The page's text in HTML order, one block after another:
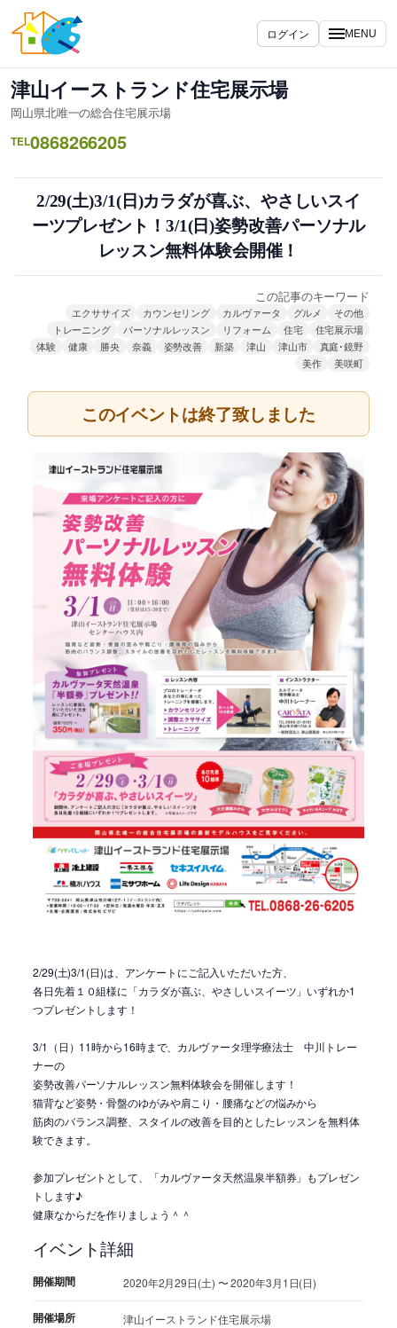
容
ス
キ
ッ
プ
ログイン MENU
津山イーストランド住宅展示場
岡山県北唯一の総合住宅展示場
TEL0868266205
2/29(土)3/1(日)カラダが喜ぶ、やさしいスイ
ーツプレゼント！3/1(日)姿勢改善パーソナル
レッスン無料体験会開催！
この記事のキーワード
エクササイズ カウンセリング カルヴァータ グルメ
その他
トレーニング
パーソナルレッスン リフォーム 住宅
住宅展示場
体験
健康 勝央 奈義 姿勢改善 新築 津山 津山市
真庭･鏡野
美作
美咲町
このイベントは終了致しました
2/29(土)3/1(日)は、アンケートにご記入いただいた方、
各日先着１０組様に「カラダが喜ぶ、やさしいスイーツ」いずれか1
つプレゼントします！
3/1（日）11時から16時まで、カルヴァータ理学療法士 中川トレー
ナーの
姿勢改善パーソナルレッスン無料体験会を開催します！
猫背など姿勢・骨盤のゆがみや肩こり・腰痛などの悩みから
筋肉のバランス調整、スタイルの改善を目的としたレッスンを無料体
験できます。
参加プレゼントとして、「カルヴァータ天然温泉半額券」もプレゼン
トします♪
健康なからだを作りましょう＾＾
イベント詳細
開催期間 2020年2月29日(土) 〜 2020年3月1日(日)
開催場所 津山イーストランド住宅展示場